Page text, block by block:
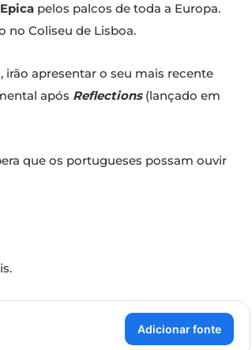
Epica pelos palcos de toda a Europa.
no Coliseu de Lisboa.
irão apresentar o seu mais recente
após Reflections(lançado em
que os portugueses possam ouvir
Adicionar fonte